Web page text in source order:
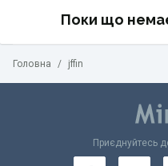
Поки що
Головна / jffin
Приєднуйтесь